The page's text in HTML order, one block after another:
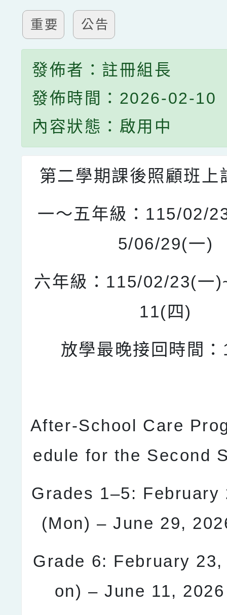
重要 公告
發佈者：註冊組長
發佈時間：2026-02-10
內容狀態：啟用中
第二學期課後照顧班上
一～五年級：115/02/
5/06/29(一)
六年級：115/02/23(一
11(四)
放學最晚接回時間
After-School Care
edule for the Second
Grades 1–5: February
(Mon) – June 29,
Grade 6: February
on) – June 11,